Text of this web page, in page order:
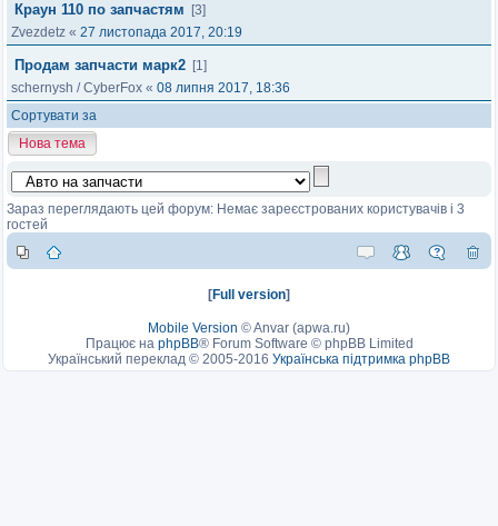
Краун 110 по запчастям
[3]
Zvezdetz « 27 листопада 2017, 20:19
Продам запчасти марк2 [1]
schernysh /CyberFox « 08 липня 2017, 18:36
Сортувати за
Нова тема
Зараз переглядають цей форум: Немає зареєстрованих користувачів і 3
гостей
[Full version]
Mobile Version ©Anvar (apwa.ru)
Працює на phpBB® Forum Software © phpBB Limited
Український переклад © 2005-2016 Українська підтримка phpBB